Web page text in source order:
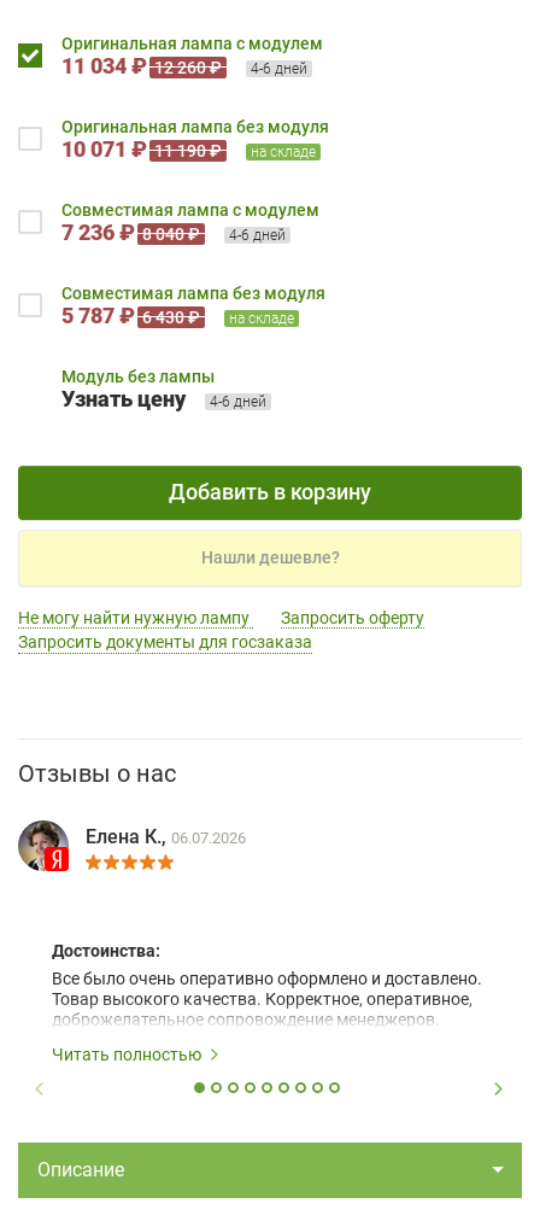
Оригинальная лампа с модулем
11 034 ₽ 12 260 ₽ 4-6 дней
Оригинальная лампа без модуля
10 071 ₽ 11 190 ₽ на складе
Совместимая лампа с модулем
7 236 ₽ 8 040 ₽ 4-6 дней
Совместимая лампа без модуля
5 787 ₽ 6 430 ₽ на складе
Модуль без лампы
Узнать цену 4-6 дней
Добавить в корзину
Нашли дешевле?
Не могу найти нужную лампу
Запросить оферту
Запросить документы для госзаказа
Отзывы о нас
Елена К., 06.07.2026
Достоинства:
Все было очень оперативно оформлено и доставлено.
Товар высокого качества. Корректное, оперативное,
доброжелательное сопровождение менеджеров.
Читать полностью
Описание